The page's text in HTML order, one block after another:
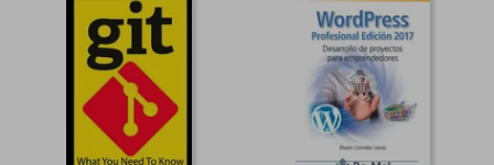
50% 50%
dcto.